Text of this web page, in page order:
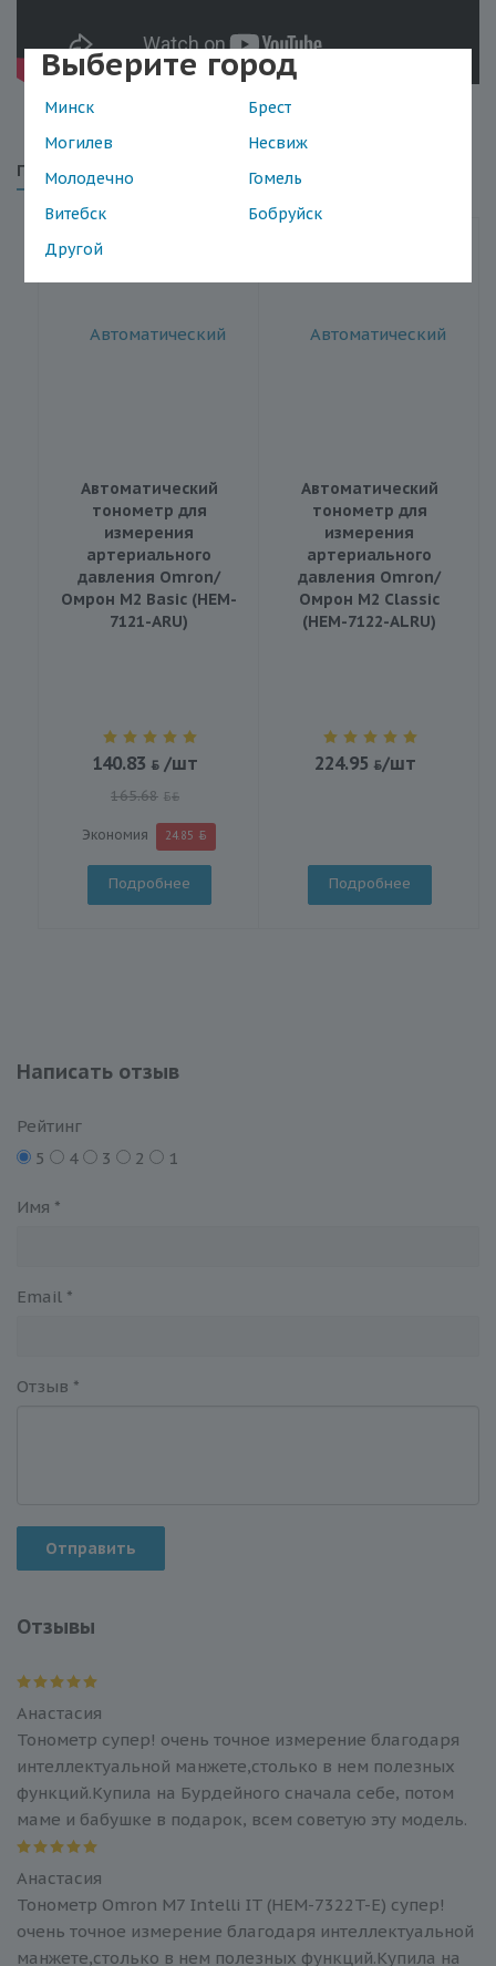
Выберите город
Минск
Брест
Могилев
Несвиж
Молодечно
Гомель
Витебск
Бобруйск
Другой
Похожие товары
БЕЛЫЕ НОЧИ
Автоматический
тонометр для
измерения
артериального
давления Omron/
Омрон M2 Basic (HEM-
7121-ARU)
140.83 /шт
165.68 BYN
Экономия 24.85
Подробнее
Автоматический
тонометр для
измерения
артериального
давления Omron/
Омрон M2 Classic
(HEM-7122-ALRU)
224.95 /шт
Подробнее
Написать отзыв
Рейтинг
5
4 3 2 1
Имя *
Email *
Отзыв *
Отправить
Отзывы
Анастасия
Тонометр супер! очень точное измерение благодаря
интеллектуальной манжете,столько в нем полезных
функций.Купила на Бурдейного сначала себе, потом
маме и бабушке в подарок, всем советую эту модель.
Анастасия
Тонометр Omron M7 Intelli IT (HEM-7322T-E) супер!
очень точное измерение благодаря интеллектуальной
манжете,столько в нем полезных функций.Купила на